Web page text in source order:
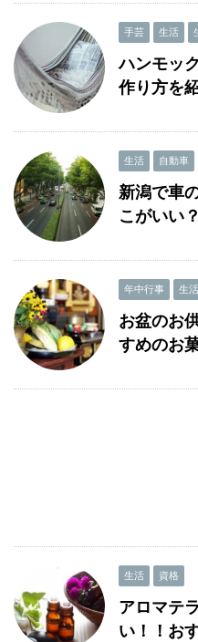
手芸 生活
ハンモッ
作り方を
生活 自動車
新潟で車
こがいい
年中行事 生活
お盆のお
すめのお
生活 資格
アロマテ
い！！お